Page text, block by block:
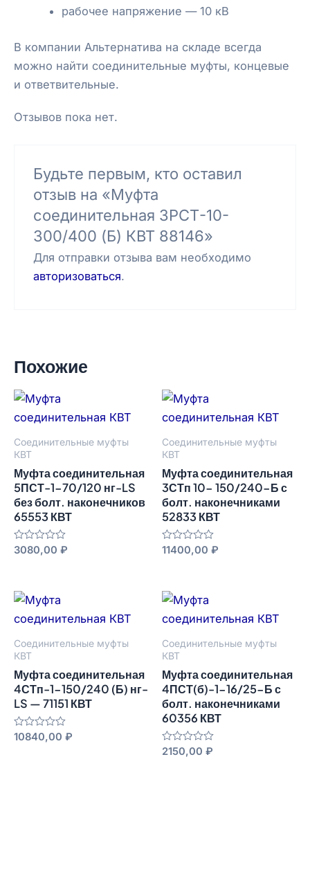
рабочее напряжение — 10 кВ
В компании Альтернатива на складе всегда
можно найти соединительные муфты, концевые
и ответвительные.
Отзывов пока нет.
Будьте первым, кто оставил
отзыв на «Муфта
соединительная 3РСТ-10-
300/400 (Б) КВТ 88146»
Для отправки отзыва вам необходимо
авторизоваться.
Похожие
Соединительные муфты
КВТ
Муфта соединительная
5ПСТ-1-70/120 нг-LS
без болт. наконечников
65553 КВТ
Оценка
3080,00 ₽
Соединительные муфты
КВТ
Муфта соединительная
3СТп 10- 150/240-Б с
болт. наконечниками
52833 КВТ
Оценка
11400,00 ₽
Соединительные муфты
КВТ
Муфта соединительная
4СТп-1-150/240 (Б) нг-
LS — 71151 КВТ
Оценка
10840,00 ₽
Соединительные муфты
КВТ
Муфта соединительная
4ПСТ(б)-1-16/25-Б с
болт. наконечниками
60356 КВТ
Оценка
2150,00 ₽